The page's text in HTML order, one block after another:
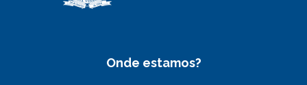
Onde estamos?